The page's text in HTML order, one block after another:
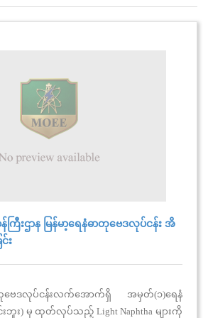
ကြီးဌာန မြန်မာ့ရေနံဓာတုဗေဒလုပ်ငန်း အိ
း
တုဗေဒလုပ်ငန်းလက်အောက်ရှိ အမှတ်(၁)ရေနံ
း) မှ ထုတ်လုပ်သည့် Light Naphtha များကို